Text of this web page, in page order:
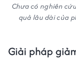
Chưa có nghiên
quả lâu dài của
Giải pháp